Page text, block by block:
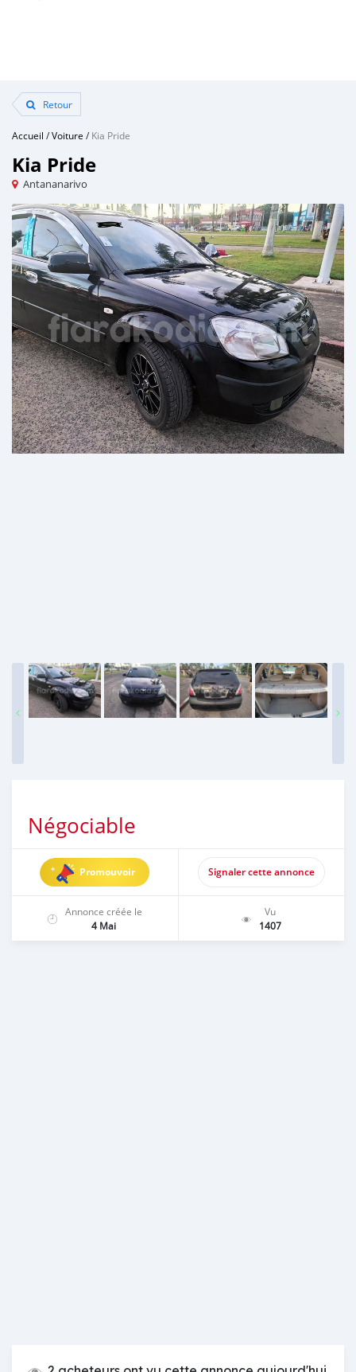
Retour
Accueil /Voiture /Kia Pride
Kia Pride
Antananarivo
Négociable
Promouvoir Signaler cette annonce
Annonce créée le
4 Mai
Vu
1407